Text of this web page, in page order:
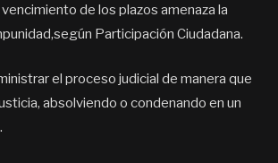
de los plazos amenaza la
Participación Ciudadana.
el proceso judicial de manera que
absolviendo o condenando en un